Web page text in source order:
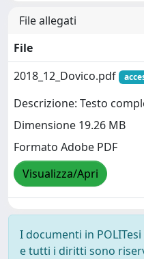
File allegati
File
2018_12_Dovico.pdf
Descrizione: Testo
Dimensione 19.26 MB
Formato Adobe PDF
Visualizza/Apri
I documenti in
e tutti i diritti sono